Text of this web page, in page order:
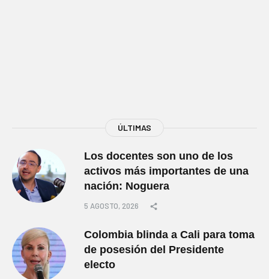
ÚLTIMAS
Los docentes son uno de los
activos más importantes de una
nación: Noguera
5 AGOSTO, 2026
Colombia blinda a Cali para toma
de posesión del Presidente
electo